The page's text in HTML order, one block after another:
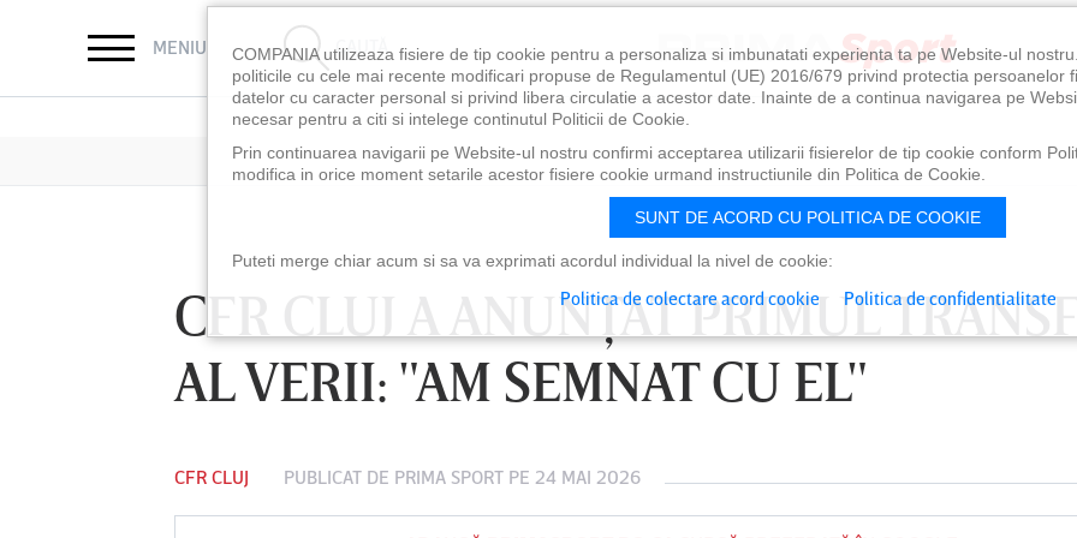
MENIU CAUTĂ
CFR CLUJ A ANUNŢAT PRIMUL
AL VERII: "AM SEMNAT CU EL"
CFR CLUJ PUBLICAT DE PRIMA SPORT PE 24 MAI 2026
LUNI 10 AUG, 18:30 LUNI 10 AUG, 21:30 VINERI 07 AUG, 21:00
COMPANIA utilizeaza fisiere de tip cookie pentru a personaliza si imbunatati experienta ta pe Website-ul
politicile cu cele mai recente modificari propuse de Regulamentul (UE) 2016/679 privind protectia persoanelor
datelor cu caracter personal si privind libera circulatie a acestor date. Inainte de a continua navigarea pe
necesar pentru a citi si intelege continutul Politicii de Cookie.
Prin continuarea navigarii pe Website-ul nostru confirmi acceptarea utilizarii fisierelor de tip cookie conform
modifica in orice moment setarile acestor fisiere cookie urmand instructiunile din Politica de Cookie.
SUNT DE ACORD CU POLITICA DE COOKIE
Puteti merge chiar acum si sa va exprimati acordul individual la nivel de cookie:
Politica de colectare acord cookie Politica de confidentialitate